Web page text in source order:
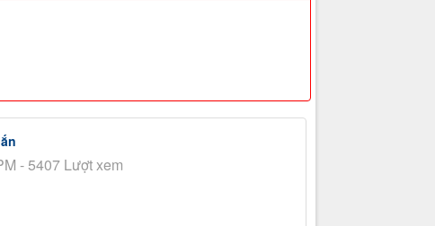
- 5407 Lượt xem